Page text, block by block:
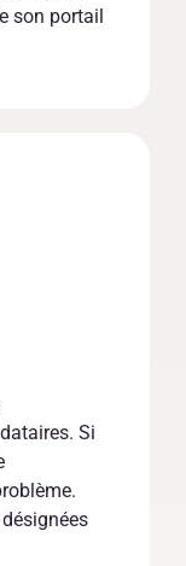
son portail
Si